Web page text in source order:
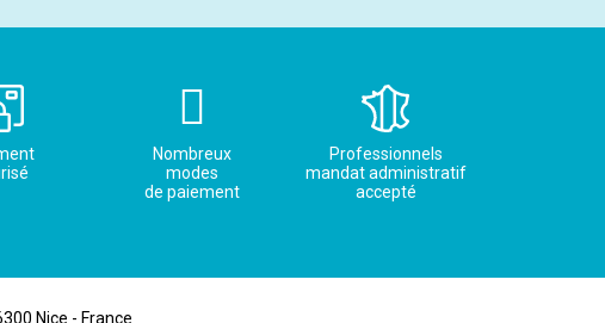
Nombreux
modes
de paiement
Professionnels
mandat administratif
accepté
Nice - France